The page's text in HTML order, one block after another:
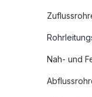
Nah- und